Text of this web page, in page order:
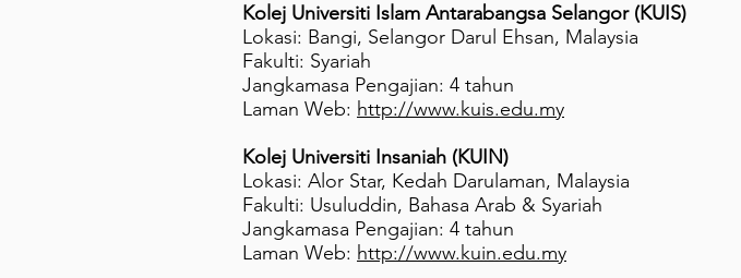
Kolej Universiti Islam Antarabangsa Selangor (KUIS)
Lokasi: Bangi, Selangor Darul Ehsan, Malaysia
Fakulti: Syariah
Jangkamasa Pengajian: 4 tahun
Laman Web: http://www.kuis.edu.my
Kolej Universiti Insaniah (KUIN)
Lokasi: Alor Star, Kedah Darulaman, Malaysia
Fakulti: Usuluddin, Bahasa Arab & Syariah
Jangkamasa Pengajian: 4 tahun
Laman Web: http://www.kuin.edu.my